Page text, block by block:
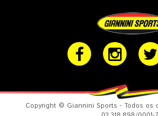
Copyright © Giannini Sports - Todos os